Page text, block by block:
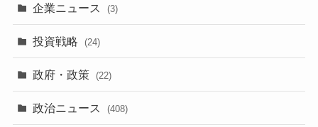
企業ニュース (3)
投資戦略 (24)
政府・政策 (22)
政治ニュース (408)